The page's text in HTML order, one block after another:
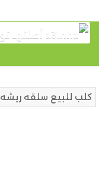
كلب للبيع سلقه ريشه